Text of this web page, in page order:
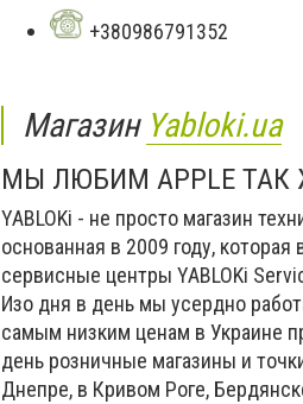
+380986791352
Магазин Yabloki.ua
МЫ ЛЮБИМ APPLE
YABLOKi - не просто магазин
основанная в 2009 году,
сервисные центры YABLOKi
Изо дня в день мы усердно
самым низким ценам в Украине
день розничные магазины и
Днепре, в Кривом Роге,